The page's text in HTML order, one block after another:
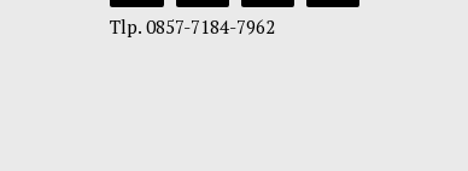
Tlp. 0857-7184-7962